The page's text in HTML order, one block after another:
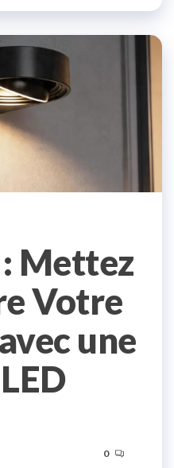
Mettez
Votre
une
0